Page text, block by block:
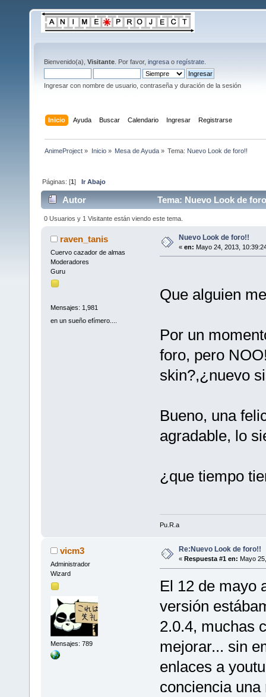
Bienvenido(a), Visitante . Por favor, ingresa o regístrate
Ingresar con nombre de usuario, contraseña y duración de la sesión
Inicio Ayuda Buscar Calendario Ingresar Registrarse
AnimeProject » Inicio» Mesa de Ayuda» Tema: Nuevo Look de foro!!
Páginas: [1]Ir Abajo
Autor Tema: Nuevo Look de
0 Usuarios y 1 Visitante están viendo este tema.
raven_tanis
Cuervo cazador de almas
Moderadores
Guru
Mensajes: 1,981
en un sueño efímero....
Nuevo Look de foro!!
« en: Mayo 24, 2013,
Que alguien
Por un
foro, pero
skin?,¿nuevo
Bueno, una
agradable, lo
¿que tiempo
Pu.R.a
vicm3
Administrador
Wizard
Mensajes: 789
Re:Nuevo Look de foro!!
« Respuesta #1 en: Mayo
El 12 de mayo
versión
2.0.4, muchas
mejorar... sin
enlaces a
conciencia